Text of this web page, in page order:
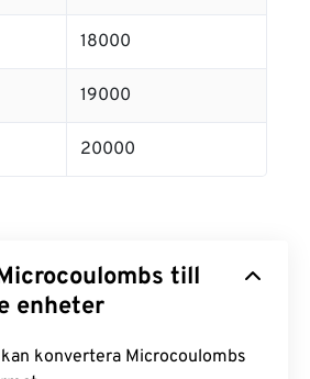
18000
19000
20000
till
enheter
konvertera Microcoulombs